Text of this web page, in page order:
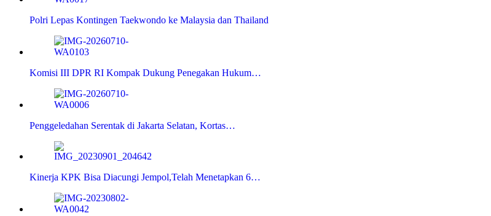
Polri Lepas Kontingen Taekwondo ke Malaysia dan Thailand
Komisi III DPR RI Kompak Dukung Penegakan Hukum…
Penggeledahan Serentak di Jakarta Selatan, Kortas…
Kinerja KPK Bisa Diacungi Jempol,Telah Menetapkan 6…